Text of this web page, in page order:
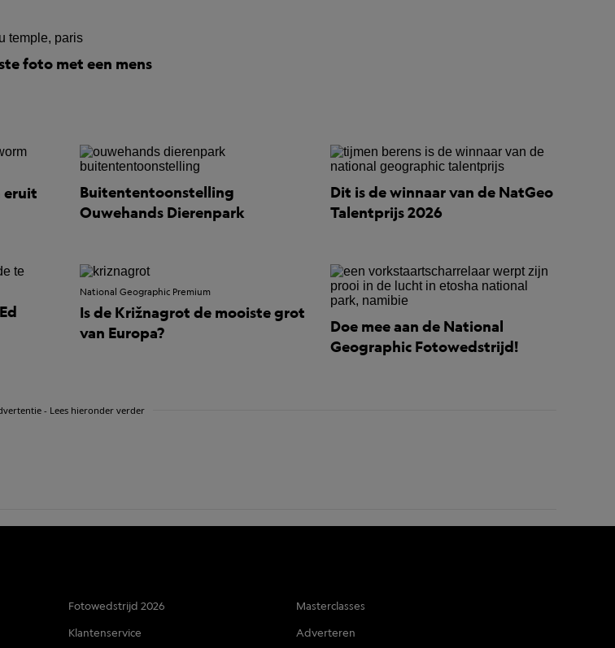
foto met een mens
eruit
Buitententoonstelling
Ouwehands Dierenpark
Dit is de winnaar van de NatGeo
Talentprijs 2026
National Geographic Premium
Is de Križnagrot de mooiste grot
van Europa?
Doe mee aan de National
Geographic Fotowedstrijd!
- Lees hieronder verder
Fotowedstrijd 2026
Masterclasses
Klantenservice Adverteren